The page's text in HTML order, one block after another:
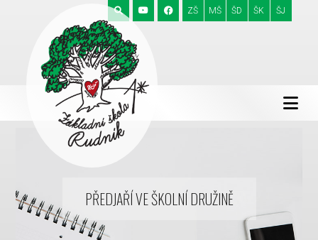
ZŠ MŠ ŠD ŠK ŠJ
PŘEDJAŘÍ VE ŠKOLNÍ DRUŽINĚ